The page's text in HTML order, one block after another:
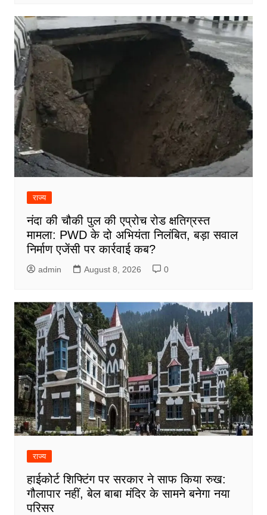
राज्य
नंदा की चौकी पुल की एप्रोच रोड क्षतिग्रस्त
मामला: PWD के दो अभियंता निलंबित, बड़ा सवाल
निर्माण एजेंसी पर कार्रवाई कब?
admin August 8, 2026 0
राज्य
हाईकोर्ट शिफ्टिंग पर सरकार ने साफ किया रुख:
गौलापार नहीं, बेल बाबा मंदिर के सामने बनेगा नया
परिसर